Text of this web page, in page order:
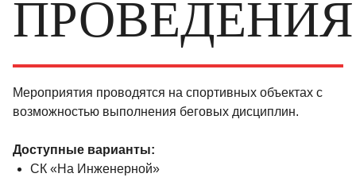
ПРОВЕДЕНИЯ
Мероприятия проводятся на спортивных объектах с
возможностью выполнения беговых дисциплин.
Доступные варианты:
СК «На Инженерной»